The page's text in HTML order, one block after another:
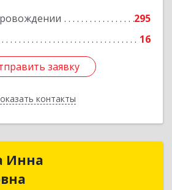
295
16
заявку
контакты
заявку
Назад
ИннаИП Сушкова Инна